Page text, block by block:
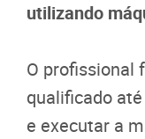
utilizando
O profissional
qualificado
e executar a